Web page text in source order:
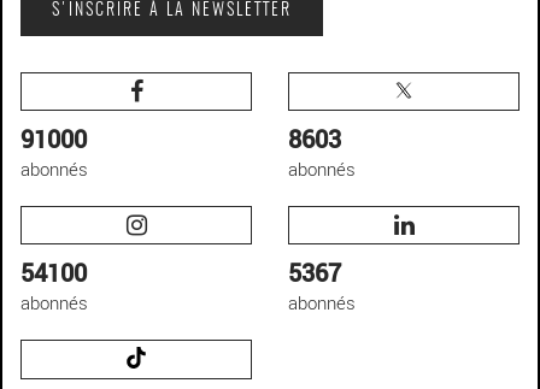
S'INSCRIRE À LA NEWSLETTER
91000
abonnés
8603
abonnés
54100
abonnés
5367
abonnés